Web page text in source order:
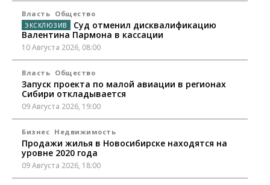
Власть Общество
Суд отменил дисквалификацию
Валентина Пармона в кассации
10 Августа 2026, 08:00
Власть Общество
Запуск проекта по малой авиации в регионах
Сибири откладывается
09 Августа 2026, 19:00
Бизнес Недвижимость
Продажи жилья в Новосибирске находятся на
уровне 2020 года
09 Августа 2026, 18:00